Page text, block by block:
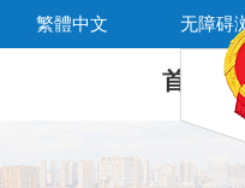
繁體中文 无障碍
首 页